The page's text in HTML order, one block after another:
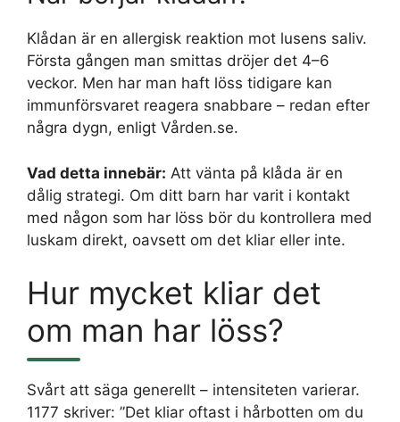
Klådan är en allergisk reaktion mot lusens saliv.
Första gången man smittas dröjer det 4–6
veckor. Men har man haft löss tidigare kan
immunförsvaret reagera snabbare – redan efter
några dygn, enligt Vården.se.
Vad detta innebär: Att vänta på klåda är en
dålig strategi. Om ditt barn har varit i kontakt
med någon som har löss bör du kontrollera med
luskam direkt, oavsett om det kliar eller inte.
Hur mycket kliar det
om man har löss?
Svårt att säga generellt – intensiteten varierar.
1177 skriver: ”Det kliar oftast i hårbotten om du